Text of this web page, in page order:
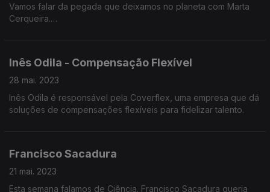
Vamos falar da pegada que deixamos no planeta com Marta
Cerqueira.
Inês Odila - Compensação Flexível
28 mai. 2023
Inês Odila é responsável pela Coverflex, uma empresa que dá
soluções de compensações flexíveis para fidelizar talento.
Francisco Sacadura
21 mai. 2023
Esta semana falamos de Ciência. Francisco Sacadura queria